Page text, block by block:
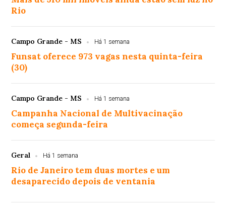
Rio
Campo Grande - MS Há 1 semana
Funsat oferece 973 vagas nesta quinta-feira
(30)
Campo Grande - MS Há 1 semana
Campanha Nacional de Multivacinação
começa segunda-feira
Geral Há 1 semana
Rio de Janeiro tem duas mortes e um
desaparecido depois de ventania